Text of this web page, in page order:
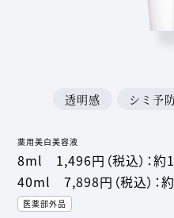
透明感 シミ予
薬用美白美容液
8ml 1,496円 （税込）：
40ml 7,898円 （税込）
医薬部外品